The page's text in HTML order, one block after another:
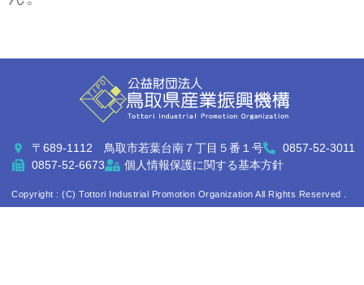
〒689-1112 鳥取市若葉台南７丁目５番１号
0857-52-3011
0857-52-6673
個人情報保護に関する基本方針
Copyright : (C) Tottori Industrial Promotion Organization All Rights Reserved .